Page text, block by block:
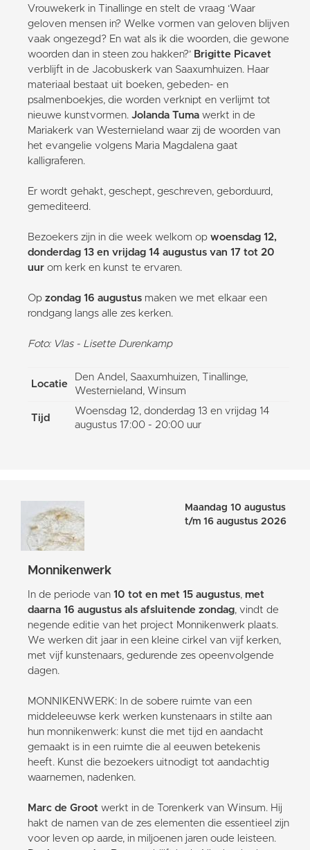
Vrouwekerk in Tinallinge en stelt de vraag ‘Waar
geloven mensen in? Welke vormen van geloven blijven
vaak ongezegd? En wat als ik die woorden, die gewone
woorden dan in steen zou hakken?’ Brigitte Picavet
verblijft in de Jacobuskerk van Saaxumhuizen. Haar
materiaal bestaat uit boeken, gebeden- en
psalmenboekjes, die worden verknipt en verlijmt tot
nieuwe kunstvormen. Jolanda Tuma werkt in de
Mariakerk van Westernieland waar zij de woorden van
het evangelie volgens Maria Magdalena gaat
kalligraferen.
Er wordt gehakt, geschept, geschreven, geborduurd,
gemediteerd.
Bezoekers zijn in die week welkom op woensdag 12,
donderdag 13 en vrijdag 14 augustus van 17 tot 20
uur om kerk en kunst te ervaren.
Op zondag 16 augustus maken we met elkaar een
rondgang langs alle zes kerken.
Foto: Vlas - Lisette Durenkamp
Locatie
Den Andel, Saaxumhuizen, Tinallinge,
Westernieland, Winsum
Tijd
Woensdag 12, donderdag 13 en vrijdag 14
augustus 17:00 - 20:00 uur
Maandag 10 augustus
t/m 16 augustus 2026
Monnikenwerk
In de periode van 10 tot en met 15 augustus, met
daarna 16 augustus als afsluitende zondag, vindt de
negende editie van het project Monnikenwerk plaats.
We werken dit jaar in een kleine cirkel van vijf kerken,
met vijf kunstenaars, gedurende zes opeenvolgende
dagen.
MONNIKENWERK: In de sobere ruimte van een
middeleeuwse kerk werken kunstenaars in stilte aan
hun monnikenwerk: kunst die met tijd en aandacht
gemaakt is in een ruimte die al eeuwen betekenis
heeft. Kunst die bezoekers uitnodigt tot aandachtig
waarnemen, nadenken.
Marc de Groot werkt in de Torenkerk van Winsum. Hij
hakt de namen van de zes elementen die essentieel zijn
voor leven op aarde, in miljoenen jaren oude leisteen.